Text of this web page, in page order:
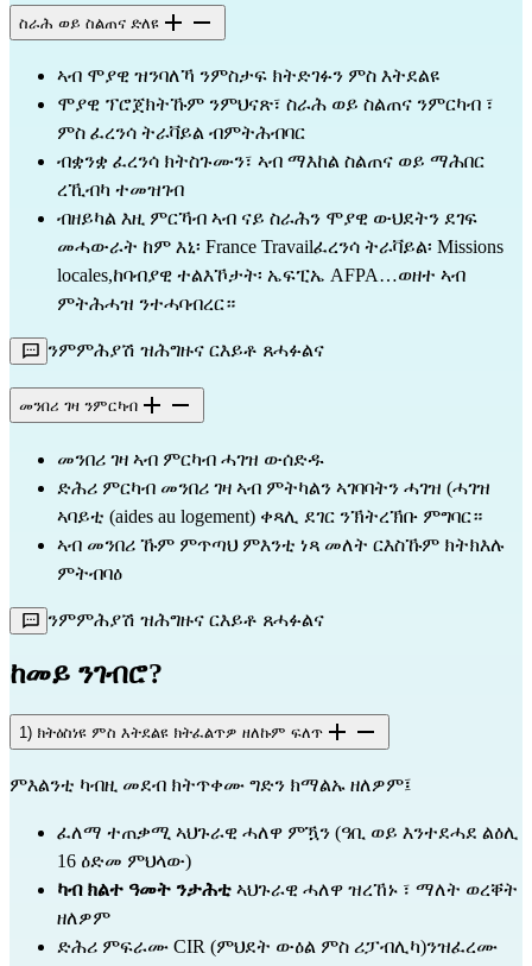
ስራሕ ወይ ስልጠና ድለዩ
ኣብ ሞያዊ ዝንባለኻ ንምስታፍ ክትድገፉን ምስ እትደልዩ
ሞያዊ ፕሮጀክትኹም ንምህናጽ፣ ስራሕ ወይ ስልጠና ንምርካብ ፣
ምስ ፈረንሳ ትራቫይል ብምትሕብባር
ብቋንቋ ፈረንሳ ክትስጉሙን፣ ኣብ ማእከል ስልጠና ወይ ማሕበር
ረኺብካ ተመዝገብ
ብዘይካል እዚ ምርኻብ ኣብ ናይ ስራሕን ሞያዊ ውህደትን ደገፍ
መሓውራት ከም እኒ፡ France Travailፈረንሳ ትራቫይል፡ Missions
locales,ከባብያዊ ተልእኾታት፡ ኤፍፒኤ AFPA…ወዘተ ኣብ
ምትሕሓዝ ንተሓባብረር።
ንምምሕያሽ ዝሕግዙና ርእይቶ ጸሓፉልና
መንበሪ ገዛ ንምርካብ
መንበሪ ገዛ ኣብ ምርካብ ሓገዝ ውሰድዱ
ድሕሪ ምርካብ መንበሪ ገዛ ኣብ ምትካልን ኣገባባትን ሓገዝ (ሓገዝ
ኣባይቲ (aides au logement) ቀጻሊ ደገር ንኽትረኽቡ ምግባር።
ኣብ መንበሪ ኹም ምጥጣህ ምእንቲ ነጻ መለት ርእስኹም ክትክእሉ
ምትብባዕ
ንምምሕያሽ ዝሕግዙና ርእይቶ ጸሓፉልና
ከመይ ንገብሮ?
1) ክትዕስነዩ ምስ እትደልዩ ክትፈልጥዎ ዘለኩም ፍለጥ
ምእልንቲ ካብዚ መደብ ክትጥቀሙ ግድን ክማልኡ ዘለዎም፤
ፈለማ ተጠቃሚ ኣህጉራዊ ሓለዋ ምዃን (ዓቢ ወይ እንተደሓደ ልዕሊ
16 ዕድመ ምህላው)
ካብ ክልተ ዓመት ንታሕቲ ኣህጉራዊ ሓለዋ ዝረኸኑ ፣ ማለት ወረቐት
ዘለዎም
ድሕሪ ምፍራሙ CIR (ምህደት ውዕል ምስ ሪፓብሊካ)ንዝፈረሙ